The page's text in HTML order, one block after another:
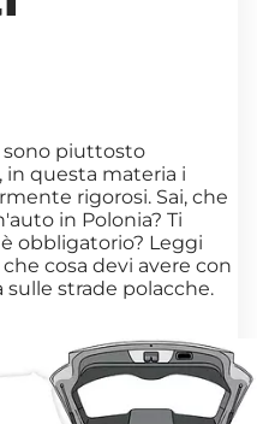
sono piuttosto
questa materia i
rigorosi. Sai, che
in Polonia? Ti
obbligatorio? Leggi
cosa devi avere con
strade polacche.